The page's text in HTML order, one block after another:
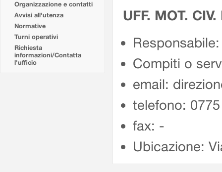
Organizzazione e contatti
Avvisi all'utenza
Normative
Turni operativi
Richiesta
informazioni/Contatta
l'ufficio
UFF. MOT.
Compiti o
email:
telefono:
fax: -
Ubicazione: